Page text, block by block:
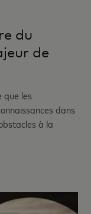
du
de
que les
dans
à la